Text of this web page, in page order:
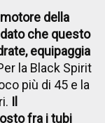
della
che questo
equipaggia
la Black Spirit
più di 45 e la
Il
fra i tubi